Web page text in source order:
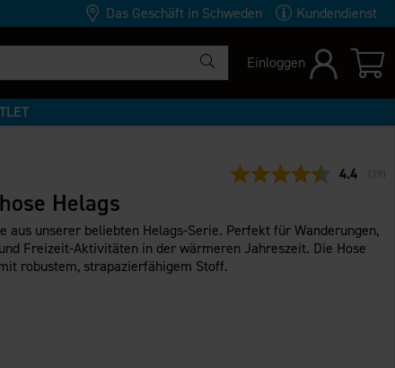
Das Geschäft in Schweden Kundendienst
Einloggen
4.4 (29
Helags
aus unserer beliebten Helags-Serie. Perfekt für Wanderungen,
Freizeit-Aktivitäten in der wärmeren Jahreszeit. Die Hose
robustem, strapazierfähigem Stoff.